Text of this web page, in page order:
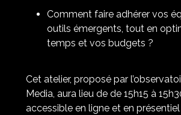
Comment faire adhérer vos
outils émergents, tout en
temps et vos budgets ?
Cet atelier, proposé par
Media, aura lieu de de 15h15 à
accessible en ligne et en